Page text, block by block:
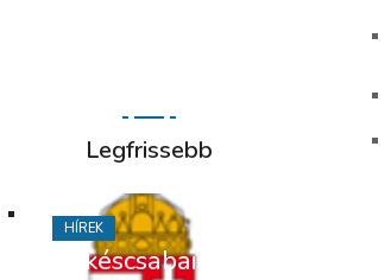
Legfrissebb
Békéscsabai
HÍREK